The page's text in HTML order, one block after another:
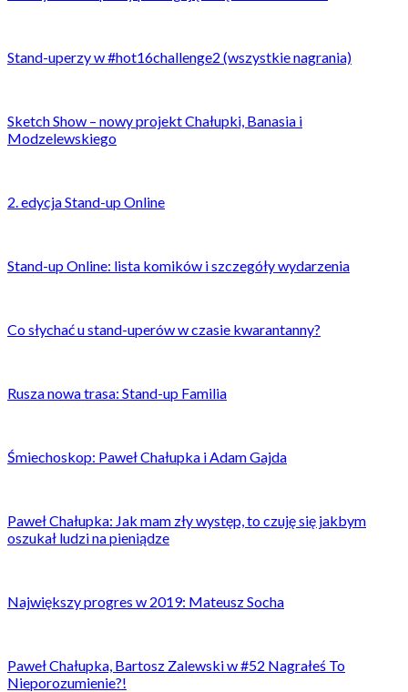
Stand-uperzy w #hot16challenge2 (wszystkie nagrania)
Sketch Show – nowy projekt Chałupki, Banasia i
Modzelewskiego
2. edycja Stand-up Online
Stand-up Online: lista komików i szczegóły wydarzenia
Co słychać u stand-uperów w czasie kwarantanny?
Rusza nowa trasa: Stand-up Familia
Śmiechoskop: Paweł Chałupka i Adam Gajda
Paweł Chałupka: Jak mam zły występ, to czuję się jakbym
oszukał ludzi na pieniądze
Największy progres w 2019: Mateusz Socha
Paweł Chałupka, Bartosz Zalewski w #52 Nagrałeś To
Nieporozumienie?!